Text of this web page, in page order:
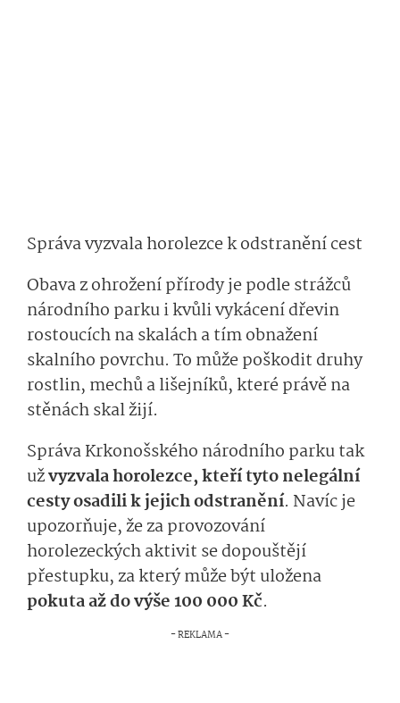
Správa vyzvala horolezce k odstranění cest
Obava z ohrožení přírody je podle strážců
národního parku i kvůli vykácení dřevin
rostoucích na skalách a tím obnažení
skalního povrchu. To může poškodit druhy
rostlin, mechů a lišejníků, které právě na
stěnách skal žijí.
Správa Krkonošského národního parku tak
užvyzvala horolezce, kteří tyto nelegální
cesty osadili k jejich odstranění. Navíc je
upozorňuje, že za provozování
horolezeckých aktivit se dopouštějí
přestupku, za který může být uložena
pokuta až do výše 100 000 Kč.